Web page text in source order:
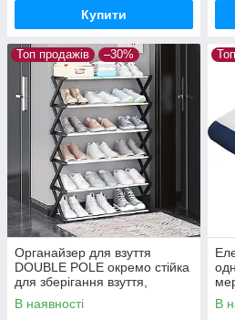
Купити
Топ продажів –30%
Органайзер для взуття
DOUBLE POLE окремо стійка
для зберігання взуття,
високий органайзер
В наявності В